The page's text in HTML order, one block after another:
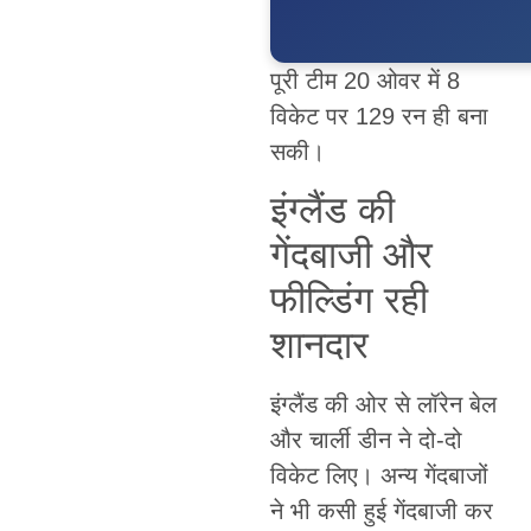
पूरी टीम 20 ओवर में 8
विकेट पर 129 रन ही बना
सकी।
इंग्लैंड की
गेंदबाजी और
फील्डिंग रही
शानदार
इंग्लैंड की ओर से लॉरेन बेल
और चार्ली डीन ने दो-दो
विकेट लिए। अन्य गेंदबाजों
ने भी कसी हुई गेंदबाजी कर